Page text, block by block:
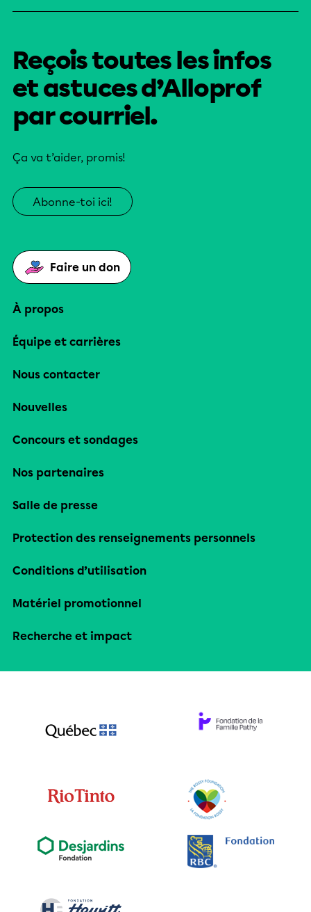
Reçois toutes les infos
et astuces d’Alloprof
par courriel.
Ça va t’aider, promis!
Abonne-toi ici!
Faire un don
À propos
Équipe et carrières
Nous contacter
Nouvelles
Concours et sondages
Nos partenaires
Salle de presse
Protection des renseignements personnels
Conditions d’utilisation
Matériel promotionnel
Recherche et impact